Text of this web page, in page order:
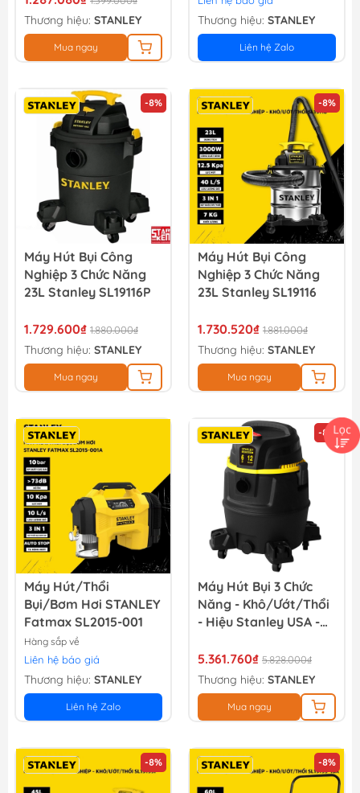
15l.
Thương hiệu: STANLEY
Mua ngay
Thương hiệu: STANLEY
Liên hệ Zalo
-8%
Máy Hút Bụi Công
Nghiệp 3 Chức Năng
23L Stanley SL19116P
1.729.600₫ 1.880.000₫
Thương hiệu: STANLEY
Mua ngay
-8%
Máy Hút Bụi Công
Nghiệp 3 Chức Năng
23L Stanley SL19116
1.730.520₫ 1.881.000₫
Thương hiệu: STANLEY
Mua ngay
Máy Hút/thổi
Bụi/bơm Hơi STANLEY
Fatmax SL2015-001
Hàng sắp về
Liên hệ báo giá
Thương hiệu: STANLEY
Liên hệ Zalo
-8%
Máy Hút Bụi 3 Chức
Năng - Khô/Ướt/Thổi
- Hiệu Stanley USA -
5.361.760₫ 5.828.000₫
Thương hiệu: STANLEY
Mua ngay
-8% -8%